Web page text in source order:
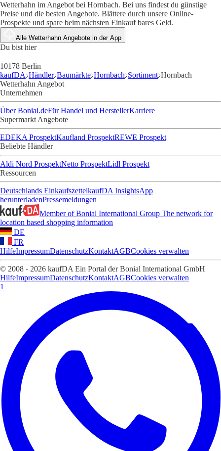
Wetterhahn im Angebot bei Hornbach. Bei uns findest du günstige
Preise und die besten Angebote. Blättere durch unsere Online-
Prospekte und spare beim nächsten Einkauf bares Geld.
Alle Wetterhahn Angebote in der App
Du bist hier
10178 Berlin
kaufDA Händler Baumärkte Hornbach Sortiment Hornbach
Wetterhahn Angebot
Unternehmen
Über Bonial.deFür Handel und HerstellerKarriere
Supermarkt Angebote
EDEKA ProspektKaufland ProspektREWE Prospekt
Beliebte Händler
Aldi Nord ProspektNetto ProspektLidl Prospekt
Ressourcen
Deutschlands EinkaufszettelkaufDA InsightsApp
herunterladenPressemeldungen
Member of Bonial International Group The network for
location based shopping information
DE
FR
HilfeImpressumDatenschutzKontaktAGBCookies verwalten
© 2008 - 2026 kaufDA Ein Portal der Bonial International GmbH
HilfeImpressumDatenschutzKontaktAGBCookies verwalten
1